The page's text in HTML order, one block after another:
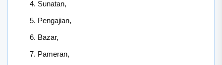
Sunatan,
Pengajian,
Bazar,
Pameran,